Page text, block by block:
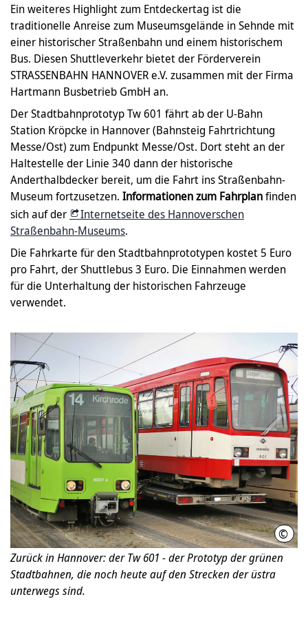
Ein weiteres Highlight zum Entdeckertag ist die
traditionelle Anreise zum Museumsgelände in Sehnde mit
einer historischer Straßenbahn und einem historischem
Bus. Diesen Shuttleverkehr bietet der Förderverein
STRASSENBAHN HANNOVER e.V. zusammen mit der Firma
Hartmann Busbetrieb GmbH an.
Der Stadtbahnprototyp Tw 601 fährt ab der U-Bahn
Station Kröpcke in Hannover (Bahnsteig Fahrtrichtung
Messe/Ost) zum Endpunkt Messe/Ost. Dort steht an der
Haltestelle der Linie 340 dann der historische
Anderthalbdecker bereit, um die Fahrt ins Straßenbahn-
Museum fortzusetzen. Informationen zum Fahrplanfinden
sich auf der
Internetseite des Hannoverschen
Straßenbahn-Museums.
Die Fahrkarte für den Stadtbahnprototypen kostet 5 Euro
pro Fahrt, der Shuttlebus 3 Euro. Die Einnahmen werden
für die Unterhaltung der historischen Fahrzeuge
verwendet.
© üstra
Zurück in Hannover: der Tw 601 - der Prototyp der grünen
Stadtbahnen, die noch heute auf den Strecken der üstra
unterwegs sind.